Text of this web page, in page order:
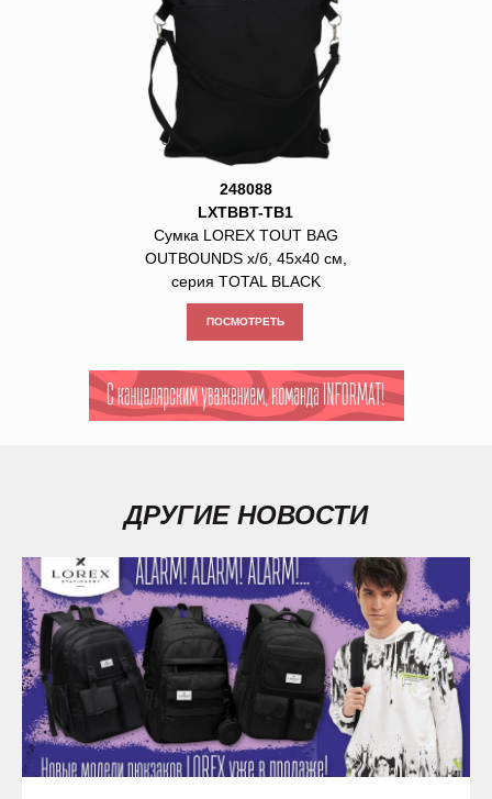
248088
LXTBBT-TB1
Сумка LOREX TOUT BAG
OUTBOUNDS х/б, 45х40 см,
серия TOTAL BLACK​​​​​​​
ПОСМОТРЕТЬ
ДРУГИЕ НОВОСТИ